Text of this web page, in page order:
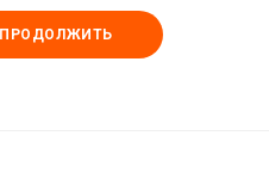
ПРОДОЛЖИТЬ